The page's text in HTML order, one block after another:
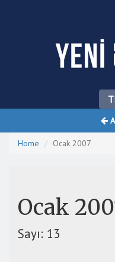
Home Ocak 2007
Ocak
Sayı: 13